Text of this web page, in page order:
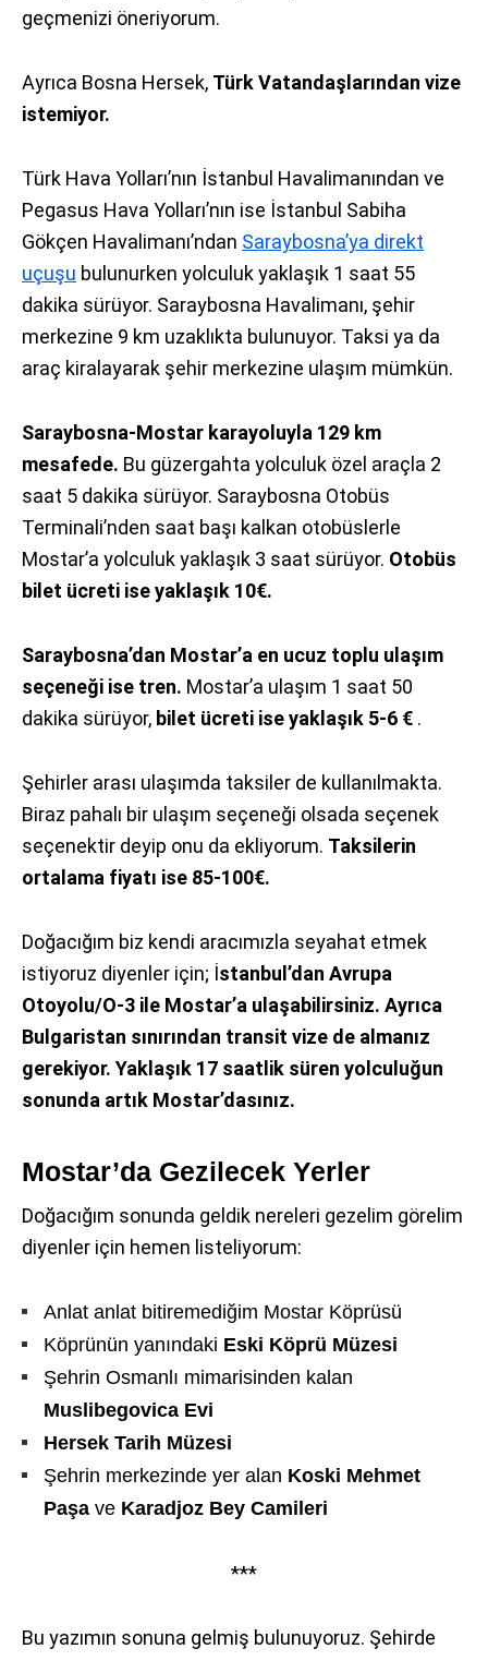
geçmenizi öneriyorum.
Ayrıca Bosna Hersek, Türk Vatandaşlarından vize
istemiyor.
Türk Hava Yolları’nın İstanbul Havalimanından ve
Pegasus Hava Yolları’nın ise İstanbul Sabiha
Gökçen Havalimanı’ndan Saraybosna’ya direkt
uçuşu bulunurken yolculuk yaklaşık 1 saat 55
dakika sürüyor. Saraybosna Havalimanı, şehir
merkezine 9 km uzaklıkta bulunuyor. Taksi ya da
araç kiralayarak şehir merkezine ulaşım mümkün.
Saraybosna-Mostar karayoluyla 129 km
mesafede. Bu güzergahta yolculuk özel araçla 2
saat 5 dakika sürüyor. Saraybosna Otobüs
Terminali’nden saat başı kalkan otobüslerle
Mostar’a yolculuk yaklaşık 3 saat sürüyor. Otobüs
bilet ücreti ise yaklaşık 10€.
Saraybosna’dan Mostar’a en ucuz toplu ulaşım
seçeneği ise tren. Mostar’a ulaşım 1 saat 50
dakika sürüyor, bilet ücreti ise yaklaşık 5-6 € .
Şehirler arası ulaşımda taksiler de kullanılmakta.
Biraz pahalı bir ulaşım seçeneği olsada seçenek
seçenektir deyip onu da ekliyorum. Taksilerin
ortalama fiyatı ise 85-100€.
Doğacığım biz kendi aracımızla seyahat etmek
istiyoruz diyenler için; İstanbul’dan Avrupa
Otoyolu/O-3 ile Mostar’a ulaşabilirsiniz. Ayrıca
Bulgaristan sınırından transit vize de almanız
gerekiyor. Yaklaşık 17 saatlik süren yolculuğun
sonunda artık Mostar’dasınız.
Mostar’da Gezilecek Yerler
Doğacığım sonunda geldik nereleri gezelim görelim
diyenler için hemen listeliyorum:
Anlat anlat bitiremediğim Mostar Köprüsü
Köprünün yanındaki Eski Köprü Müzesi
Şehrin Osmanlı mimarisinden kalan
Muslibegovica Evi
Hersek Tarih Müzesi
Şehrin merkezinde yer alan Koski Mehmet
Paşa ve Karadjoz Bey Camileri
***
Bu yazımın sonuna gelmiş bulunuyoruz. Şehirde